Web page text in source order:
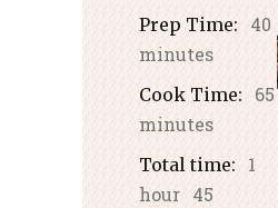
Prep Time: 40
minutes
Cook Time: 65
minutes
Total time: 1
hour 45